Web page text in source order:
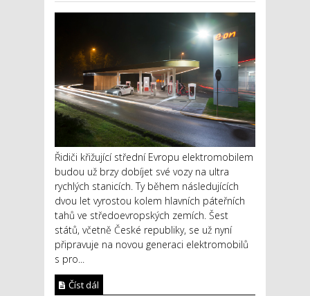
Řidiči křižující střední Evropu elektromobilem
budou už brzy dobíjet své vozy na ultra
rychlých stanicích. Ty během následujících
dvou let vyrostou kolem hlavních páteřních
tahů ve středoevropských zemích. Šest
států, včetně České republiky, se už nyní
připravuje na novou generaci elektromobilů
s pro...
Číst dál